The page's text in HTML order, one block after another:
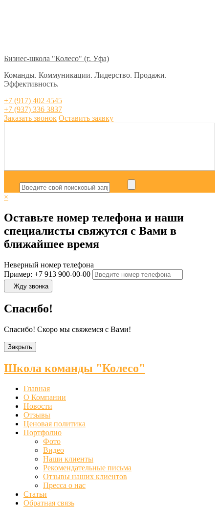
Бизнес-школа "Колесо" (г. Уфа)
Команды. Коммуникации. Лидерство. Продажи.
Эффективность.
+7 (917) 402 4545
+7 (937) 336 3837
Заказать звонок Оставить заявку
×
Оставьте номер телефона и наши
специалисты свяжутся с Вами в
ближайшее время
Неверный номер телефона
Пример: +7 913 900-00-00
Жду звонка
Спасибо!
Спасибо! Скоро мы свяжемся с Вами!
Закрыть
Школа команды "Колесо"
Главная
О Компании
Новости
Отзывы
Ценовая политика
Портфолио
Фото
Видео
Наши клиенты
Рекомендательные письма
Отзывы наших клиентов
Пресса о нас
Статьи
Обратная связь